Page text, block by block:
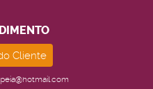
Cliente